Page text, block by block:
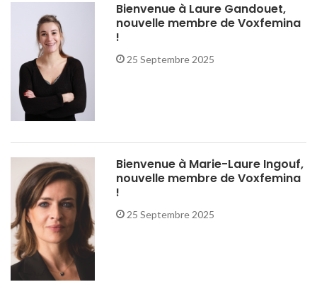
Bienvenue à Laure Gandouet,
nouvelle membre de Voxfemina
!
25 Septembre 2025
Bienvenue à Marie-Laure Ingouf,
nouvelle membre de Voxfemina
!
25 Septembre 2025